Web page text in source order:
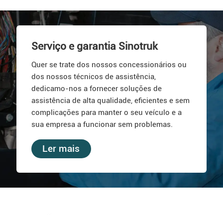
Serviço e garantia Sinotruk
Quer se trate dos nossos concessionários ou
dos nossos técnicos de assistência,
dedicamo-nos a fornecer soluções de
assistência de alta qualidade, eficientes e sem
complicações para manter o seu veículo e a
sua empresa a funcionar sem problemas.
Ler mais